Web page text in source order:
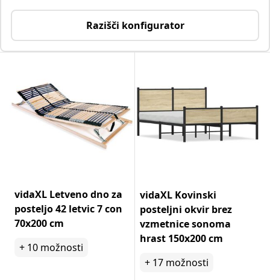
Razišči konfigurator
vidaXL Letveno dno za
posteljo 42 letvic 7 con
70x200 cm
+ 10 možnosti
vidaXL Kovinski
posteljni okvir brez
vzmetnice sonoma
hrast 150x200 cm
+ 17 možnosti